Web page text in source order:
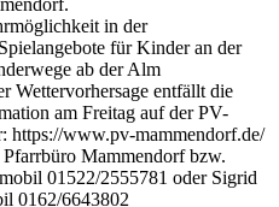
in der
für Kinder an der
ab der Alm
Wettervorhersage entfällt die
am Freitag auf der PV-
https://www.pv-mammendorf.de/
Mammendorf bzw.
01522/2555781 oder Sigrid
0162/6643802